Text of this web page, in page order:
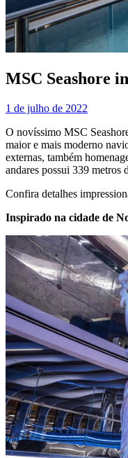
MSC Seashore
1 de julho de 2022
O novíssimo MSC
maior e mais moderno
externas, também
andares possui 339 metros
Confira detalhes
Inspirado na cidade de